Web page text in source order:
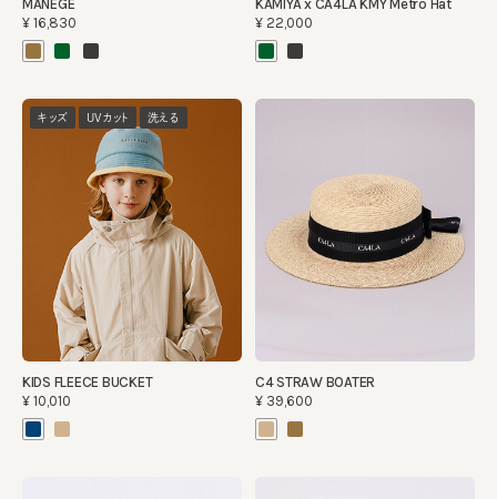
MANEGE
¥16,830
KAMIYA x CA4LA KMY Metro Hat
¥22,000
キッズ UVカット 洗える
KIDS FLEECE BUCKET
¥10,010
C4 STRAW BOATER
¥39,600